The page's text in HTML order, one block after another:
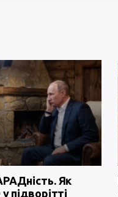
Як
підворітті